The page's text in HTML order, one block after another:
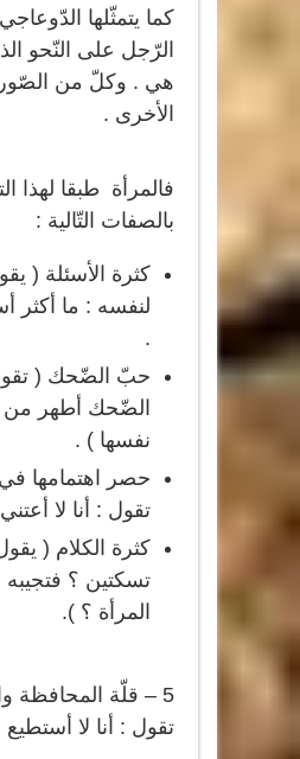
كما يتمثّلها
الرّجل على النّحو
هي . وكلّ من
الأخرى .
فالمرأة طبقا لهذا
بالصفات التّالية :
كثرة الأسئلة (
لنفسه : ما أكثر
.
حبّ الضّحك (
الضّحك أطهر من
نفسها ) .
حصر اهتمامها
تقول : أنا لا
كثرة الكلام ( يقول
تسكتين ؟
المرأة ؟ ).
5 – قلّة
تقول : أنا لا أستطيع